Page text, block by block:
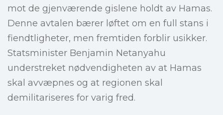
mot de gjenværende gislene holdt av Hamas.
Denne avtalen bærer løftet om en full stans i
fiendtligheter, men fremtiden forblir usikker.
Statsminister Benjamin Netanyahu
understreket nødvendigheten av at Hamas
skal avvæpnes og at regionen skal
demilitariseres for varig fred.